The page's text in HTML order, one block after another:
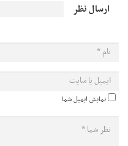
ارسال نظر
نمایش ایمیل شما